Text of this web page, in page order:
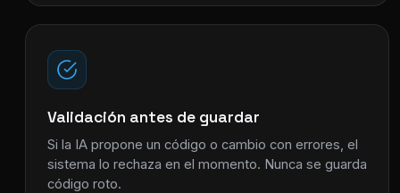
Validación antes de guardar
Si la IA propone un código o cambio con errores, el
sistema lo rechaza en el momento. Nunca se guarda
código roto.